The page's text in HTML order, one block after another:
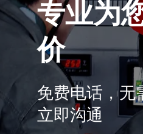
料墨水循环到打印头的入口
专业为
价
免费电话，无
立即沟通